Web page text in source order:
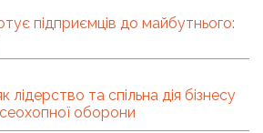
підприємців до майбутнього:
лідерство та спільна дія бізнесу
оборони